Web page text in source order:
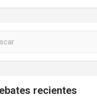
recientes